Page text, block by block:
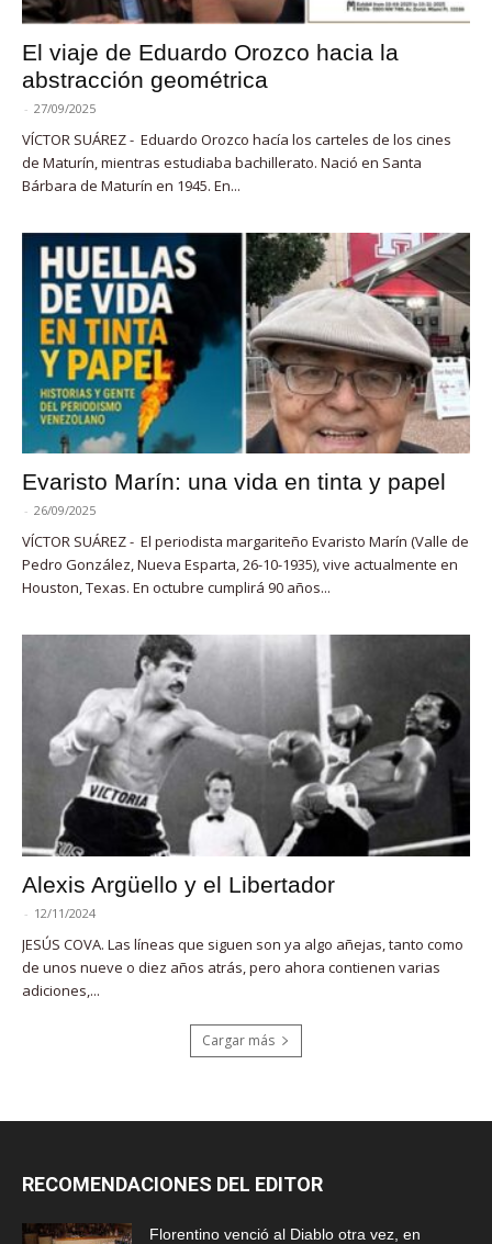
El viaje de Eduardo Orozco hacia la
abstracción geométrica
- 27/09/2025
VÍCTOR SUÁREZ - Eduardo Orozco hacía los carteles de los cines
de Maturín, mientras estudiaba bachillerato. Nació en Santa
Bárbara de Maturín en 1945. En...
Evaristo Marín: una vida en tinta y papel
- 26/09/2025
VÍCTOR SUÁREZ - El periodista margariteño Evaristo Marín (Valle de
Pedro González, Nueva Esparta, 26-10-1935), vive actualmente en
Houston, Texas. En octubre cumplirá 90 años...
Alexis Argüello y el Libertador
- 12/11/2024
JESÚS COVA. Las líneas que siguen son ya algo añejas, tanto como
de unos nueve o diez años atrás, pero ahora contienen varias
adiciones,...
Cargar más
RECOMENDACIONES DEL EDITOR
Florentino venció al Diablo otra vez, en